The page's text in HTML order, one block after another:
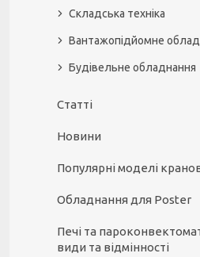
Складська техніка
Вантажопідйомне
Будівельне обладнання
Статті
Новини
Популярні моделі
Обладнання для Poster
Печі та
види та відмінності